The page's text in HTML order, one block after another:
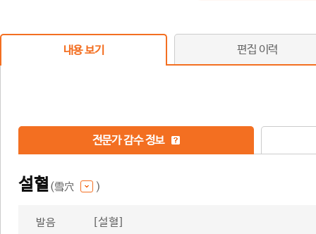
내용 보기 편집 이력
전문가 감수 정보
설혈(雪穴 )
발음 [설혈]